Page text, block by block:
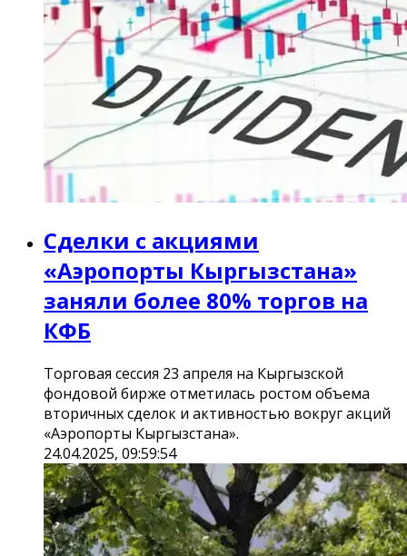
Сделки с акциями
«‎Аэропорты Кыргызстана»
заняли более 80% торгов на
КФБ
Торговая сессия 23 апреля на Кыргызской
фондовой бирже отметилась ростом объема
вторичных сделок и активностью вокруг акций
«‎Аэропорты Кыргызстана»‎.
24.04.2025, 09:59:54